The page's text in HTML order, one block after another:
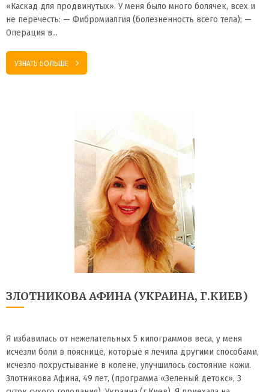
«Каскад для продвинутых». У меня было много болячек, всех и
не перечесть: — Фибромиалгия (болезненность всего тела); —
Операция в…
УЗНАТЬ БОЛЬШЕ
ЗЛОТНИКОВА АФИНА (УКРАИНА, Г.КИЕВ)
Я избавилась от нежелательных 5 килограммов веса, у меня
исчезли боли в пояснице, которые я лечила другими способами,
исчезло похрустывание в колене, улучшилось состояние кожи.
Злотникова Афина, 49 лет, (программа «Зеленый детокс», 3